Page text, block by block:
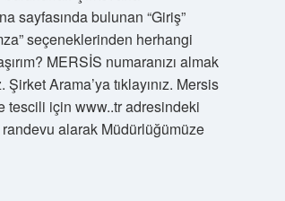
sayfasında bulunan “Giriş”
seçeneklerinden herhangi
MERSİS numaranızı almak
Arama’ya tıklayınız. Mersis
tescili için www..tr adresindeki
alarak Müdürlüğümüze